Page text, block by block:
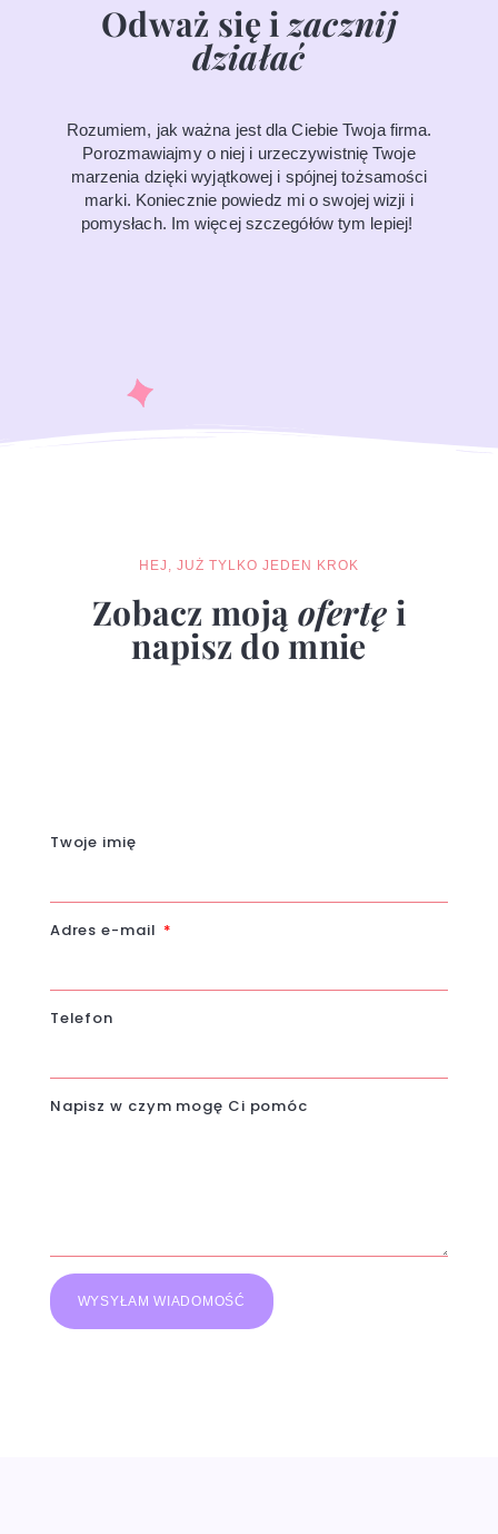
Odważ się izacznij
działać
Rozumiem, jak ważna jest dla Ciebie Twoja firma.
Porozmawiajmy o niej i urzeczywistnię Twoje
marzenia dzięki wyjątkowej i spójnej tożsamości
marki. Koniecznie powiedz mi o swojej wizji i
pomysłach. Im więcej szczegółów tym lepiej!
HEJ, JUŻ TYLKO JEDEN KROK
Zobacz moją ofertę i
napisz do mnie
Twoje imię
Adres e-mail
Telefon
Napisz w czym mogę Ci pomóc
WYSYŁAM WIADOMOŚĆ